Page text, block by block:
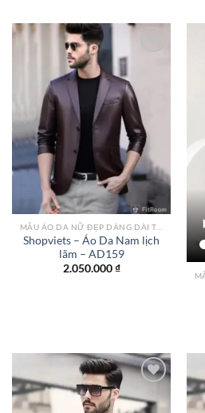
Add to
wishlist
Shopviets – Áo Da Nam lịch
lãm – AD159
2.050.000₫